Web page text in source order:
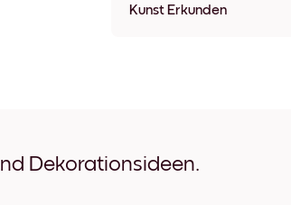
Kunst Erkunden
Paris No.2 Breit Walnuss
Paris No.2 Leinwand
Dekorationsideen.